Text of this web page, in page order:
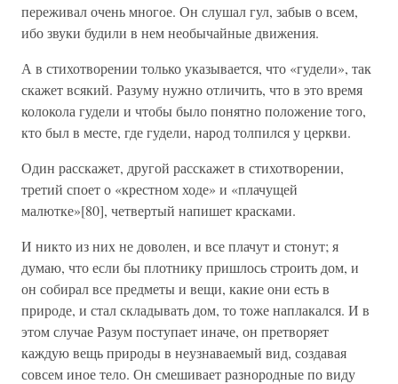
переживал очень многое. Он слушал гул, забыв о всем,
ибо звуки будили в нем необычайные движения.
А в стихотворении только указывается, что «гудели», так
скажет всякий. Разуму нужно отличить, что в это время
колокола гудели и чтобы было понятно положение того,
кто был в месте, где гудели, народ толпился у церкви.
Один расскажет, другой расскажет в стихотворении,
третий споет о «крестном ходе» и «плачущей
малютке»[80], четвертый напишет красками.
И никто из них не доволен, и все плачут и стонут; я
думаю, что если бы плотнику пришлось строить дом, и
он собирал все предметы и вещи, какие они есть в
природе, и стал складывать дом, то тоже наплакался. И в
этом случае Разум поступает иначе, он претворяет
каждую вещь природы в неузнаваемый вид, создавая
совсем иное тело. Он смешивает разнородные по виду